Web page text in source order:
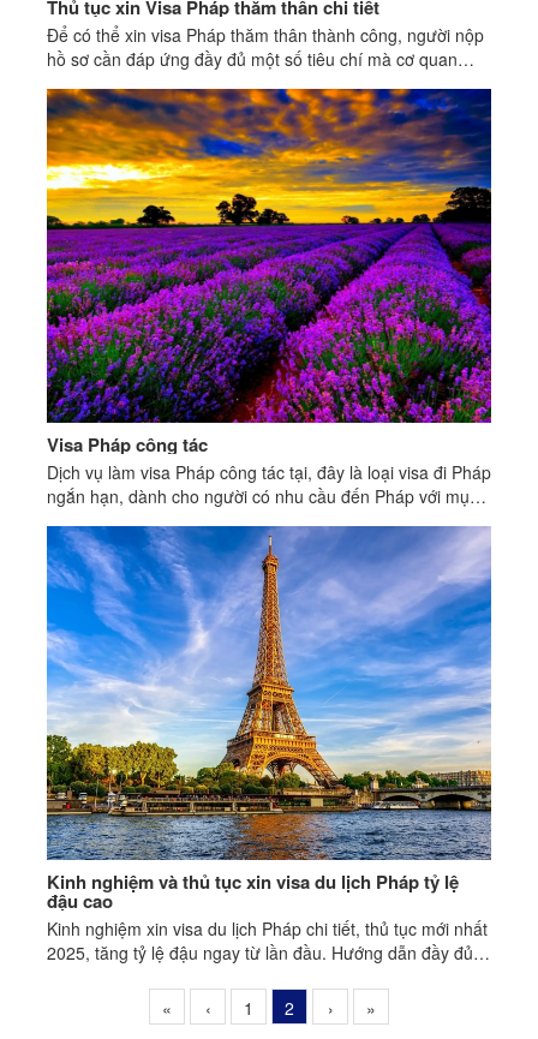
Thủ tục xin Visa Pháp thăm thân chi tiết
Để có thể xin visa Pháp thăm thân thành công, người nộp
hồ sơ cần đáp ứng đầy đủ một số tiêu chí mà cơ quan
Visa Pháp công tác
Dịch vụ làm visa Pháp công tác tại, đây là loại visa đi Pháp
ngắn hạn, dành cho người có nhu cầu đến Pháp với mục
Kinh nghiệm và thủ tục xin visa du lịch Pháp tỷ lệ
đậu cao
Kinh nghiệm xin visa du lịch Pháp chi tiết, thủ tục mới nhất
2025, tăng tỷ lệ đậu ngay từ lần đầu. Hướng dẫn đầy đủ,
«
‹ 1 2 › »